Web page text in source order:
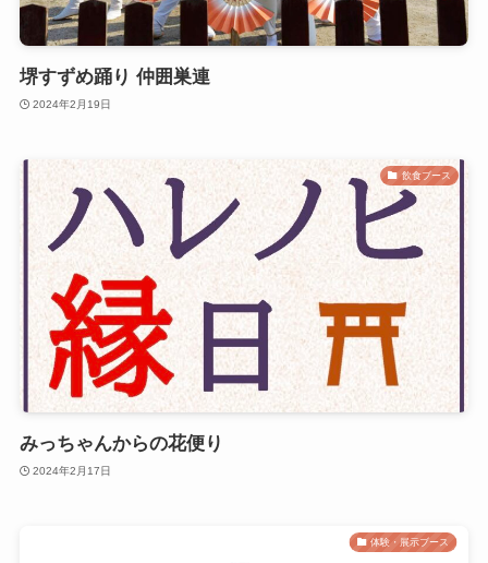
堺すずめ踊り 仲囲巣連
2024年2月19日
飲食ブース
みっちゃんからの花便り
2024年2月17日
体験・展示ブース